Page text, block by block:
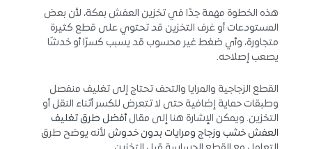
هذه الخطوة مهمة جدًا في تخزين العفش بمكة، لأن بعض
المستودعات أو غرف التخزين قد تحتوي على قطع كثيرة
متجاورة، وأي ضغط غير محسوب قد يسبب كسرًا أو خدشًا
يصعب إصلاحه.
القطع الزجاجية والمرايا والتحف تحتاج إلى تغليف منفصل
وطبقات حماية إضافية حتى لا تتعرض للكسر أثناء النقل أو
التخزين. ويمكن الإشارة هنا إلى مقال أفضل طرق تغليف
العفش خشب وزجاج ومرايات بدون خدوش لأنه يوضح طرق